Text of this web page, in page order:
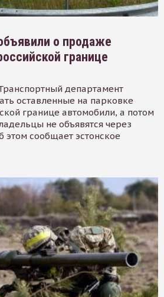
о продаже
границе
департамент
оставленные на парковке
границе автомобили, а потом
не объявятся через
этом сообщает эстонское